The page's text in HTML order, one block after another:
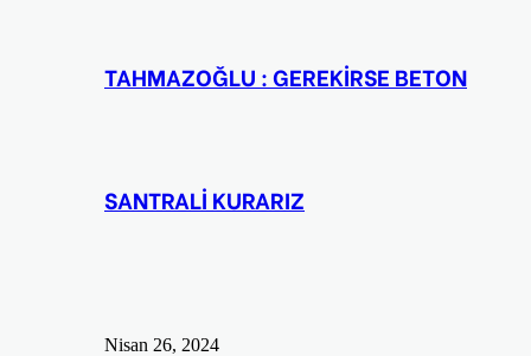
TAHMAZOĞLU : GEREKİRSE BETON
SANTRALİ KURARIZ
Nisan 26, 2024